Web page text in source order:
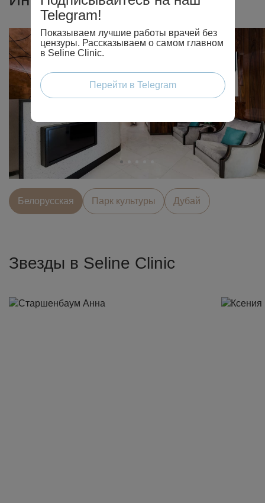
Белорусcкая Парк культуры Дубай
Звезды в Seline Clinic
Telegram!
Показываем лучшие работы врачей без
цензуры. Рассказываем о самом главном
в Seline Clinic.
Перейти в Telegram